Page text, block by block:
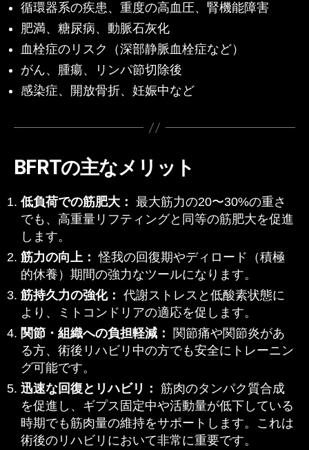
循環器系の疾患、重度の高血圧、腎機能障害
肥満、糖尿病、動脈石灰化
血栓症のリスク（深部静脈血栓症など）
がん、腫瘍、リンパ節切除後
感染症、開放骨折、妊娠中など
BFRTの主なメリット
低負荷での筋肥大： 最大筋力の20〜30%の重さ
でも、高重量リフティングと同等の筋肥大を促進
します。
筋力の向上： 怪我の回復期やディロード（積極
的休養）期間の強力なツールになります。
筋持久力の強化： 代謝ストレスと低酸素状態に
より、ミトコンドリアの適応を促します。
関節・組織への負担軽減：
関節痛や関節炎があ
る方、術後リハビリ中の方でも安全にトレーニン
グ可能です。
迅速な回復とリハビリ： 筋肉のタンパク質合成
を促進し、ギプス固定中や活動量が低下している
時期でも筋肉量の維持をサポートします。これは
術後のリハビリにおいて非常に重要です。